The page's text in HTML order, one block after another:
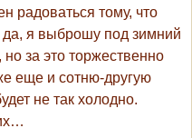
радоваться тому, что
я выброшу под зимний
за это торжественно
еще и сотню-другую
не так холодно.